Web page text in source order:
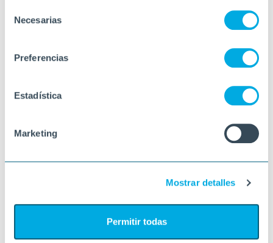
Necesarias
Preferencias
Estadística
Marketing
Mostrar detalles
Permitir todas